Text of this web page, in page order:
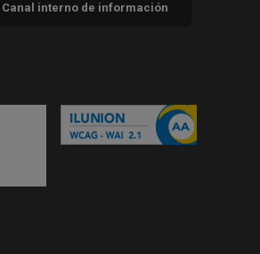
Canal interno de información